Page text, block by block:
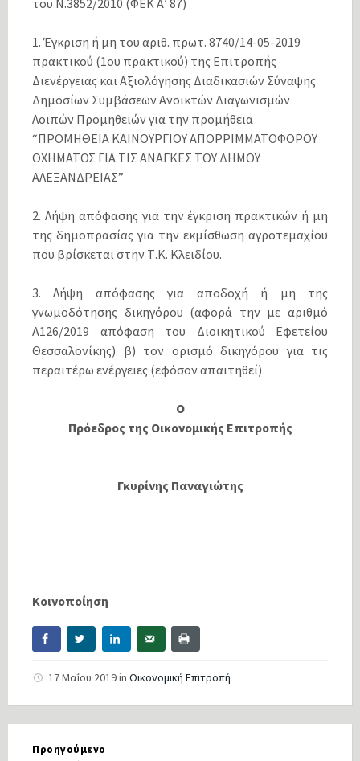
του Ν.3852/2010 (ΦΕΚ Α’ 87)
1. Έγκριση ή μη του αριθ. πρωτ. 8740/14-05-2019
πρακτικού (1ου πρακτικού) της Επιτροπής
Διενέργειας και Αξιολόγησης Διαδικασιών Σύναψης
Δημοσίων Συμβάσεων Ανοικτών Διαγωνισμών
Λοιπών Προμηθειών για την προμήθεια
“ΠΡΟΜΗΘΕΙΑ ΚΑΙΝΟΥΡΓΙΟΥ ΑΠΟΡΡΙΜΜΑΤΟΦΟΡΟΥ
ΟΧΗΜΑΤΟΣ ΓΙΑ ΤΙΣ ΑΝΑΓΚΕΣ ΤΟΥ ΔΗΜΟΥ
ΑΛΕΞΑΝΔΡΕΙΑΣ”
2. Λήψη απόφασης για την έγκριση πρακτικών ή μη
της δημοπρασίας για την εκμίσθωση αγροτεμαχίου
που βρίσκεται στην Τ.Κ. Κλειδίου.
3. Λήψη απόφασης για αποδοχή ή μη της
γνωμοδότησης δικηγόρου (αφορά την με αριθμό
Α126/2019 απόφαση του Διοικητικού Εφετείου
Θεσσαλονίκης) β) τον ορισμό δικηγόρου για τις
περαιτέρω ενέργειες (εφόσον απαιτηθεί)
Ο
Πρόεδρος της Οικονομικής Επιτροπής
Γκυρίνης Παναγιώτης
Κοινοποίηση
17 Μαΐου 2019in Οικονομική Επιτροπή
Προηγούμενο